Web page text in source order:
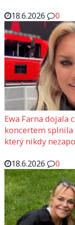
18.6.2026
0
Ewa Farna dojala
koncertem
který nikdy
18.6.2026
0